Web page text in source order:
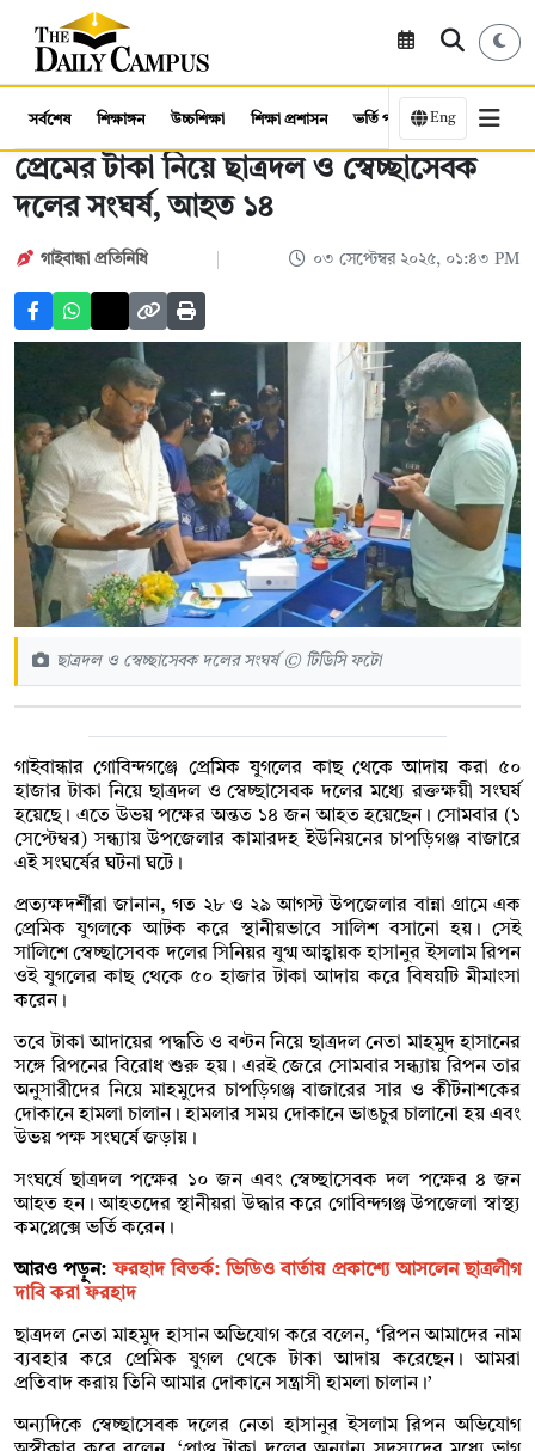
সর্বশেষ শিক্ষাঙ্গন উচ্চশিক্ষা শিক্ষা প্রশাসন ভর্তি পরীক্ষা কর্মসংস্থান
Eng
প্রেমের টাকা নিয়ে ছাত্রদল ও স্বেচ্ছাসেবক
দলের সংঘর্ষ, আহত ১৪
গাইবান্ধা প্রতিনিধি ০৩ সেপ্টেম্বর ২০২৫, ০১:৪৩ PM
ছাত্রদল ও স্বেচ্ছাসেবক দলের সংঘর্ষ © টিডিসি ফটো
গাইবান্ধার গোবিন্দগঞ্জে প্রেমিক যুগলের কাছ থেকে আদায় করা ৫০
হাজার টাকা নিয়ে ছাত্রদল ও স্বেচ্ছাসেবক দলের মধ্যে রক্তক্ষয়ী সংঘর্ষ
হয়েছে। এতে উভয় পক্ষের অন্তত ১৪ জন আহত হয়েছেন। সোমবার (১
সেপ্টেম্বর) সন্ধ্যায় উপজেলার কামারদহ ইউনিয়নের চাপড়িগঞ্জ বাজারে
এই সংঘর্ষের ঘটনা ঘটে।
প্রত্যক্ষদর্শীরা জানান, গত ২৮ ও ২৯ আগস্ট উপজেলার বান্না গ্রামে এক
প্রেমিক যুগলকে আটক করে স্থানীয়ভাবে সালিশ বসানো হয়। সেই
সালিশে স্বেচ্ছাসেবক দলের সিনিয়র যুগ্ম আহ্বায়ক হাসানুর ইসলাম রিপন
ওই যুগলের কাছ থেকে ৫০ হাজার টাকা আদায় করে বিষয়টি মীমাংসা
করেন।
তবে টাকা আদায়ের পদ্ধতি ও বণ্টন নিয়ে ছাত্রদল নেতা মাহমুদ হাসানের
সঙ্গে রিপনের বিরোধ শুরু হয়। এরই জেরে সোমবার সন্ধ্যায় রিপন তার
অনুসারীদের নিয়ে মাহমুদের চাপড়িগঞ্জ বাজারের সার ও কীটনাশকের
দোকানে হামলা চালান। হামলার সময় দোকানে ভাঙচুর চালানো হয় এবং
উভয় পক্ষ সংঘর্ষে জড়ায়।
সংঘর্ষে ছাত্রদল পক্ষের ১০ জন এবং স্বেচ্ছাসেবক দল পক্ষের ৪ জন
আহত হন। আহতদের স্থানীয়রা উদ্ধার করে গোবিন্দগঞ্জ উপজেলা স্বাস্থ্য
কমপ্লেক্সে ভর্তি করেন।
আরও পড়ুন:ফরহাদ বিতর্ক: ভিডিও বার্তায় প্রকাশ্যে আসলেন ছাত্রলীগ
দাবি করা ফরহাদ
ছাত্রদল নেতা মাহমুদ হাসান অভিযোগ করে বলেন, ‘রিপন আমাদের নাম
ব্যবহার করে প্রেমিক যুগল থেকে টাকা আদায় করেছেন। আমরা
প্রতিবাদ করায় তিনি আমার দোকানে সন্ত্রাসী হামলা চালান।’
অন্যদিকে স্বেচ্ছাসেবক দলের নেতা হাসানুর ইসলাম রিপন অভিযোগ